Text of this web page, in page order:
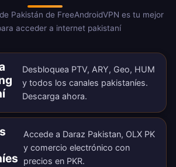
Pakistán de FreeAndroidVPN es tu mejor
acceder a internet pakistaní
Desbloquea PTV, ARY, Geo, HUM
y todos los canales pakistaníes.
Descarga ahora.
Accede a Daraz Pakistan, OLX PK
y comercio electrónico con
precios en PKR.